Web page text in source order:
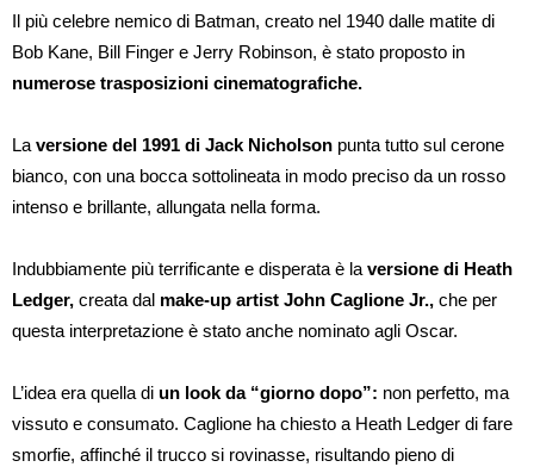
Il più celebre nemico di Batman, creato nel 1940 dalle matite di
Bob Kane, Bill Finger e Jerry Robinson, è stato proposto in
numerose trasposizioni cinematografiche.
La versione del 1991 di Jack Nicholson punta tutto sul cerone
bianco, con una bocca sottolineata in modo preciso da un rosso
intenso e brillante, allungata nella forma.
Indubbiamente più terrificante e disperata è la versione di Heath
Ledger, creata dal make-up artist John Caglione Jr., che per
questa interpretazione è stato anche nominato agli Oscar.
L’idea era quella di un look da “giorno dopo”: non perfetto, ma
vissuto e consumato. Caglione ha chiesto a Heath Ledger di fare
smorfie, affinché il trucco si rovinasse, risultando pieno di